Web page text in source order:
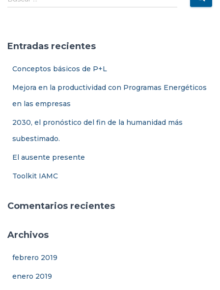
N
u
rEntradas recientes
Conceptos básicos de P+L
Mejora en la productividad con Programas Energéticos
en las empresas
2030, el pronóstico del fin de la humanidad más
subestimado.
El ausente presente
Toolkit IAMC
Comentarios recientes
Archivos
febrero 2019
enero 2019